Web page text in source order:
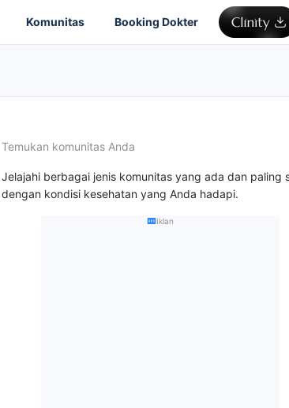
Komunitas Booking Dokter
Temukan komunitas Anda
Jelajahi berbagai jenis komunitas yang ada dan paling
dengan kondisi kesehatan yang Anda hadapi.
Iklan